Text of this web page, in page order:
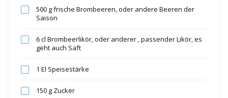
500 g frische Brombeeren, oder andere Beeren der
Saison
6 cl Brombeerlikör, oder anderer , passender Likör, es
geht auch Saft
1 El Speisestärke
150 g Zucker